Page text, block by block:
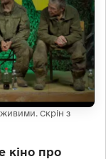
Скрін з
кіно про